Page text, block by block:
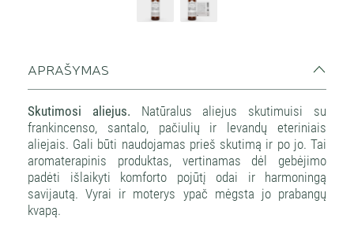
APRAŠYMAS
Skutimosi aliejus. Natūralus aliejus skutimuisi su
frankincenso, santalo, pačiulių ir levandų eteriniais
aliejais. Gali būti naudojamas prieš skutimą ir po jo. Tai
aromaterapinis produktas, vertinamas dėl gebėjimo
padėti išlaikyti komforto pojūtį odai ir harmoningą
savijautą. Vyrai ir moterys ypač mėgsta jo prabangų
kvapą.